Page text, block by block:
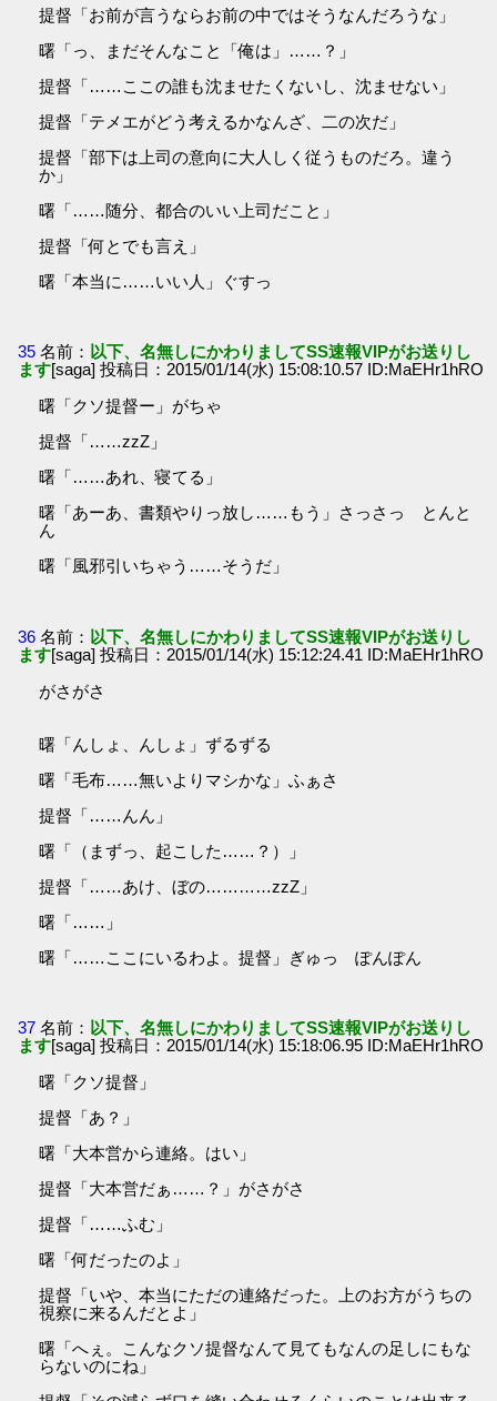
提督「お前が言うならお前の中ではそうなんだろうな」
曙「っ、まだそんなこと「俺は」……？」
提督「……ここの誰も沈ませたくないし、沈ませない」
提督「テメエがどう考えるかなんざ、二の次だ」
提督「部下は上司の意向に大人しく従うものだろ。違う
か」
曙「……随分、都合のいい上司だこと」
提督「何とでも言え」
曙「本当に……いい人」ぐすっ
35 名前： 以下、名無しにかわりましてSS速報VIPがお送りし
ます[saga] 投稿日：2015/01/14(水) 15:08:10.57 ID:MaEHr1hRO
曙「クソ提督ー」がちゃ
提督「……zzZ」
曙「……あれ、寝てる」
曙「あーあ、書類やりっ放し……もう」さっさっ とんと
ん
曙「風邪引いちゃう……そうだ」
36 名前： 以下、名無しにかわりましてSS速報VIPがお送りし
ます[saga] 投稿日：2015/01/14(水) 15:12:24.41 ID:MaEHr1hRO
がさがさ
曙「んしょ、んしょ」ずるずる
曙「毛布……無いよりマシかな」ふぁさ
提督「……んん」
曙「（まずっ、起こした……？）」
提督「……あけ、ぼの…………zzZ」
曙「……」
曙「……ここにいるわよ。提督」ぎゅっ ぽんぽん
37 名前： 以下、名無しにかわりましてSS速報VIPがお送りし
ます[saga] 投稿日：2015/01/14(水) 15:18:06.95 ID:MaEHr1hRO
曙「クソ提督」
提督「あ？」
曙「大本営から連絡。はい」
提督「大本営だぁ……？」がさがさ
提督「……ふむ」
曙「何だったのよ」
提督「いや、本当にただの連絡だった。上のお方がうちの
視察に来るんだとよ」
曙「へぇ。こんなクソ提督なんて見てもなんの足しにもな
らないのにね」